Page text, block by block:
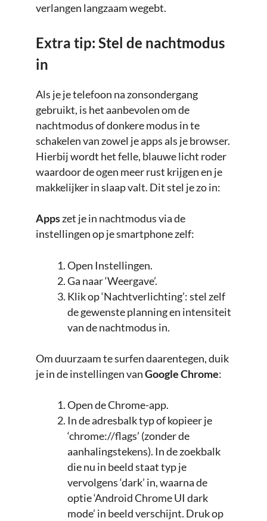
verlangen langzaam wegebt.
Extra tip: Stel de nachtmodus
in
Als je je telefoon na zonsondergang
gebruikt, is het aanbevolen om de
nachtmodus of donkere modus in te
schakelen van zowel je apps als je browser.
Hierbij wordt het felle, blauwe licht roder
waardoor de ogen meer rust krijgen en je
makkelijker in slaap valt. Dit stel je zo in:
Appszet je in nachtmodus via de
instellingen op je smartphone zelf:
Open Instellingen.
Ga naar ‘Weergave’.
Klik op ‘Nachtverlichting’: stel zelf
de gewenste planning en intensiteit
van de nachtmodus in.
Om duurzaam te surfen daarentegen, duik
je in de instellingen vanGoogle Chrome:
Open de Chrome-app.
In de adresbalk typ of kopieer je
‘chrome://flags’ (zonder de
aanhalingstekens). In de zoekbalk
die nu in beeld staat typ je
vervolgens ‘dark’ in, waarna de
optie ‘Android Chrome UI dark
mode’ in beeld verschijnt. Druk op